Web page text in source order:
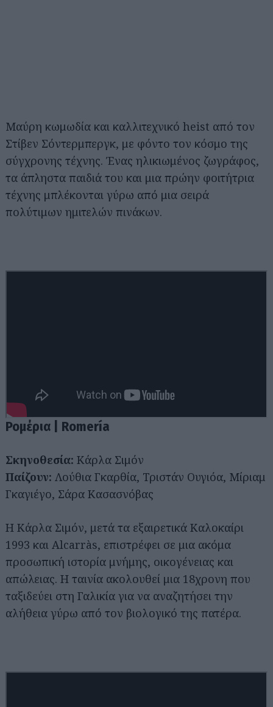
Μαύρη κωμωδία και καλλιτεχνικό heist από τον
Στίβεν Σόντερμπεργκ, με φόντο τον κόσμο της
σύγχρονης τέχνης. Ένας ηλικιωμένος ζωγράφος,
τα άπληστα παιδιά του και μια πρώην φοιτήτρια
τέχνης μπλέκονται γύρω από μια σειρά
πολύτιμων ημιτελών πινάκων.
Ρομέρια | Romería
Σκηνοθεσία: Κάρλα Σιμόν
Παίζουν: Λούθια Γκαρθία, Τριστάν Ουγιόα, Μίριαμ
Γκαγιέγο, Σάρα Κασασνόβας
Η Κάρλα Σιμόν, μετά τα εξαιρετικά Καλοκαίρι
1993 και Alcarràs, επιστρέφει σε μια ακόμα
προσωπική ιστορία μνήμης, οικογένειας και
απώλειας. Η ταινία ακολουθεί μια 18χρονη που
ταξιδεύει στη Γαλικία για να αναζητήσει την
αλήθεια γύρω από τον βιολογικό της πατέρα.